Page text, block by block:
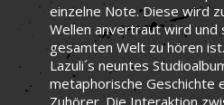
einzelne Note. Diese wird
Wellen anvertraut wird und
gesamten Welt zu hören ist.
Lazuli´s neuntes
metaphorische Geschichte
Zuhörer. Die Interaktion